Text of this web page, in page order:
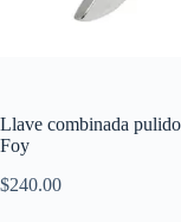
Llave combinada
Foy
$240.00